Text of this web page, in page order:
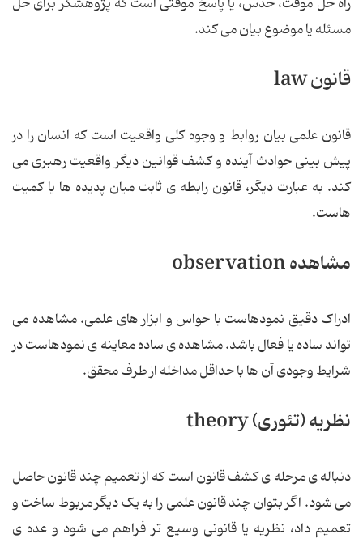
مسئله یا موضوع بیان می کند.
قانون law
قانون علمی بیان روابط و وجوه کلی واقعیت است که انسان را در
پیش بینی حوادث آینده و کشف قوانین دیگر واقعیت رهبری می
کند. به عبارت دیگر، قانون رابطه ی ثابت میان پدیده ها یا کمیت
هاست.
مشاهده observation
ادراک دقیق نمودهاست با حواس و ابزار های علمی. مشاهده می
تواند ساده یا فعال باشد. مشاهده ی ساده معاینه ی نمودهاست در
شرایط وجودی آن ها با حداقل مداخله از طرف محقق.
نظریه (تئوری) theory
دنباله ی مرحله ی کشف قانون است که از تعمیم چند قانون حاصل
می شود. اگر بتوان چند قانون علمی را به یک دیگر مربوط ساخت و
تعمیم داد، نظریه یا قانونی وسیع تر فراهم می شود و عده ی